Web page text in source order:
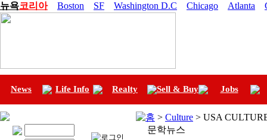
뉴욕코리아 Boston SF Washington D.C Chicago Atlanta
News Life Info Realty Sell & Buy Jobs
홈 > Culture > USA
문학뉴스